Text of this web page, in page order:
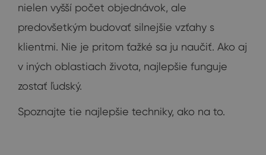
nielen vyšší počet objednávok, ale
predovšetkým budovať silnejšie vzťahy s
klientmi. Nie je pritom ťažké sa ju naučiť. Ako aj
v iných oblastiach života, najlepšie funguje
zostať ľudský.
Spoznajte tie najlepšie techniky, ako na to.